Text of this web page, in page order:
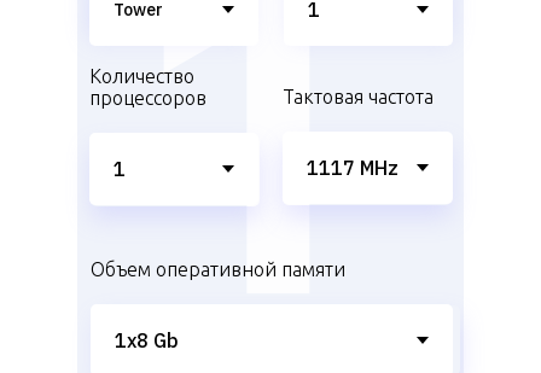
Количество
процессоров
Тактовая частота
Объем оперативной памяти